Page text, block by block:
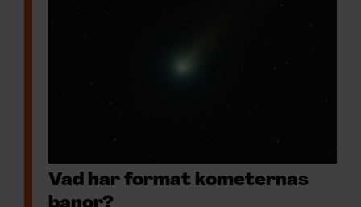
Vad har format kometernas